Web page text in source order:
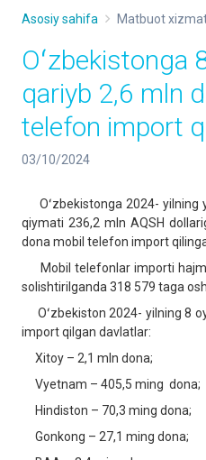
Asosiy sahifa Matbuot
Oʻzbekistonga
qariyb 2,6 mln
telefon import
03/10/2024
Oʻzbekistonga 2024- yilning
qiymati 236,2 mln AQSH
dona mobil telefon import
Mobil telefonlar importi
solishtirilganda 318 579 taga
Oʻzbekiston 2024- yilning 8
import qilgan davlatlar:
Xitoy – 2,1 mln dona;
Vyetnam – 405,5 ming dona;
Hindiston – 70,3 ming dona;
Gonkong – 27,1 ming dona;